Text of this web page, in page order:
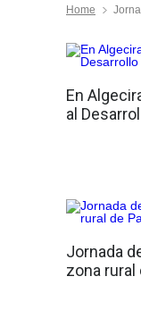
Home
En
al
Jornada
zona rural